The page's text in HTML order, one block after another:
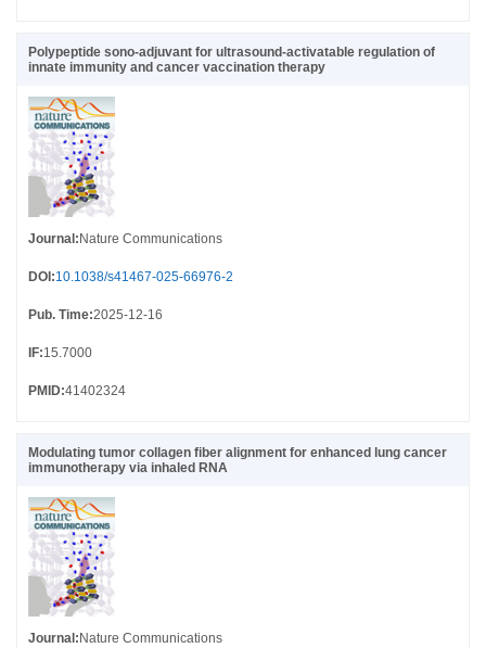
Polypeptide sono-adjuvant for ultrasound-activatable regulation of
innate immunity and cancer vaccination therapy
Journal:Nature Communications
DOI:10.1038/s41467-025-66976-2
Pub. Time:2025-12-16
IF:15.7000
PMID:41402324
Modulating tumor collagen fiber alignment for enhanced lung cancer
immunotherapy via inhaled RNA
Journal : Nature Communications